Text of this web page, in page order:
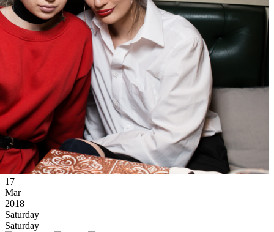
17
Mar
2018
Saturday
Saturday